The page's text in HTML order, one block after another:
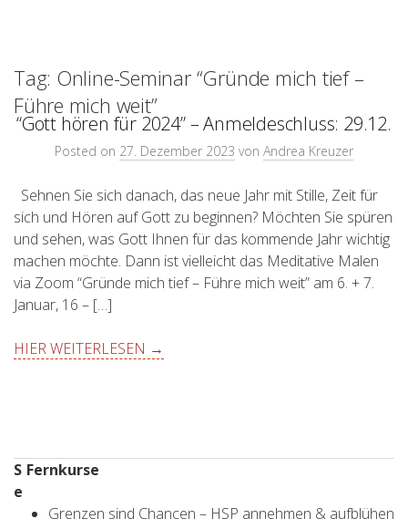
Tag: Online-Seminar “Gründe mich tief –
Führe mich weit”
“Gott hören für 2024” – Anmeldeschluss: 29.12.
Posted on 27. Dezember 2023 von Andrea Kreuzer
Sehnen Sie sich danach, das neue Jahr mit Stille, Zeit für
sich und Hören auf Gott zu beginnen? Möchten Sie spüren
und sehen, was Gott Ihnen für das kommende Jahr wichtig
machen möchte. Dann ist vielleicht das Meditative Malen
via Zoom “Gründe mich tief – Führe mich weit” am 6. + 7.
Januar, 16 – […]
HIER WEITERLESEN →
Fernkurse
Grenzen sind Chancen – HSP annehmen & aufblühen
S
e